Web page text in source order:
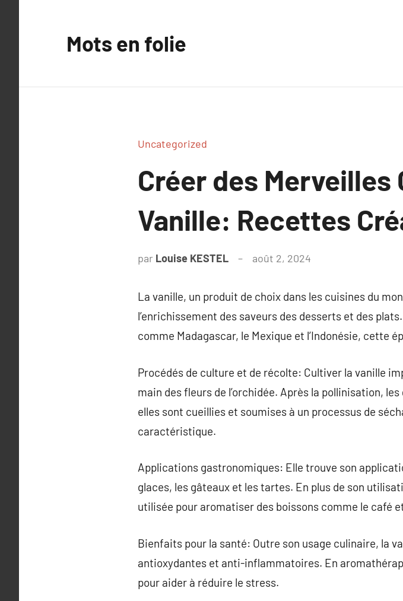
Mots en folie
Uncategorized
Créer des Merveilles
Vanille: Recettes
par Louise KESTEL août 2, 2024
La vanille, un produit de choix dans les cuisines du
l’enrichissement des saveurs des desserts et des
comme Madagascar, le Mexique et l’Indonésie, cette
Procédés de culture et de récolte: Cultiver la vanille
main des fleurs de l’orchidée. Après la pollinisation,
elles sont cueillies et soumises à un processus de
caractéristique.
Applications gastronomiques: Elle trouve son
glaces, les gâteaux et les tartes. En plus de son
utilisée pour aromatiser des boissons comme le café
Bienfaits pour la santé: Outre son usage culinaire, la
antioxydantes et anti-inflammatoires. En
pour aider à réduire le stress.